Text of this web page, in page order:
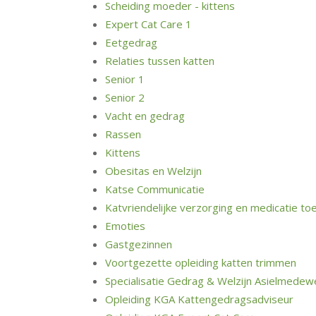
Scheiding moeder - kittens
Expert Cat Care 1
Eetgedrag
Relaties tussen katten
Senior 1
Senior 2
Vacht en gedrag
Rassen
Kittens
Obesitas en Welzijn
Katse Communicatie
Katvriendelijke verzorging en medicatie
Emoties
Gastgezinnen
Voortgezette opleiding katten trimmen
Specialisatie Gedrag & Welzijn
Opleiding KGA Kattengedragsadviseur